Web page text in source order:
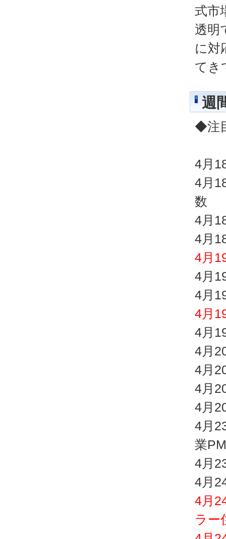
式市
透明
に対
てき
週
◆注
4月
4月
数
4月
4月
4月
4月
4月
4月
4月
4月
4月
4月
4月
4月
業
4月
4月
4月
ラー